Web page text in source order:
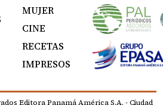
MUJER
CINE
RECETAS
IMPRESOS
Editora Panamá América S.A. - Ciudad